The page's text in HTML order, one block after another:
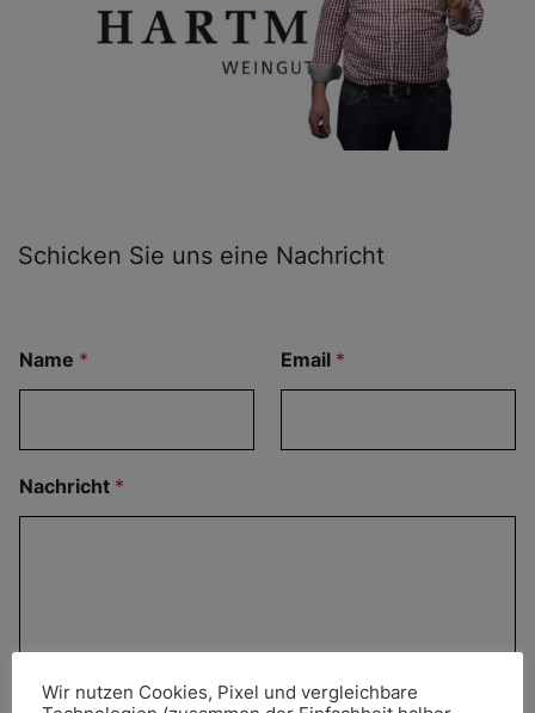
Schicken Sie uns eine Nachricht
Name * Email *
Nachricht *
Wir nutzen Cookies, Pixel und vergleichbare